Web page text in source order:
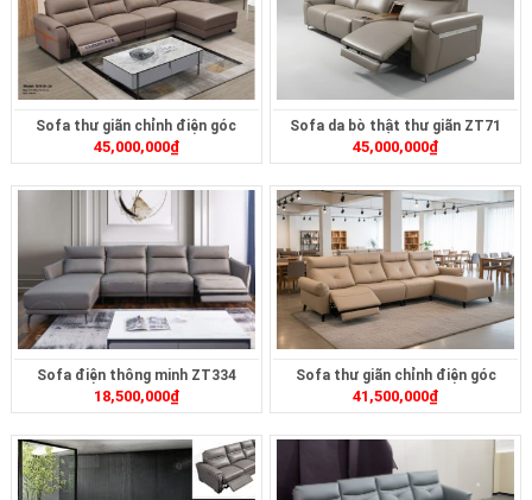
Sofa thư giãn chỉnh điện góc
ZT239
45,000,000₫
Sofa da bò thật thư giãn ZT71
45,000,000₫
Sofa điện thông minh ZT334
18,500,000₫
Sofa thư giãn chỉnh điện góc
ZT252
41,500,000₫